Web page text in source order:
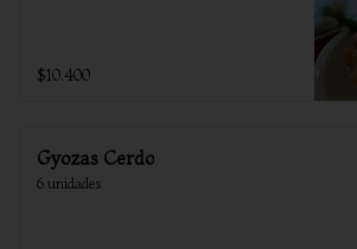
$10.400
Gyozas Cerdo
6 unidades